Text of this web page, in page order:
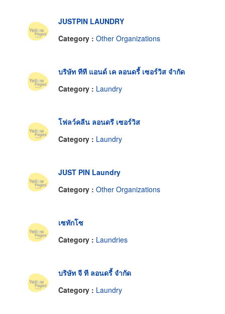
JUSTPIN LAUNDRY
Category : Other Organizations
บริษัท ทีที แอนด์ เค ลอนดรี้ เซอร์วิส จำกัด
Category : Laundry
โฟลว์คลีน ลอนดรี เซอร์วิส
Category : Laundry
JUST PIN Laundry
Category : Other Organizations
เซทักโซ
Category : Laundries
บริษัท จี ที ลอนดรี้ จำกัด
Category : Laundry